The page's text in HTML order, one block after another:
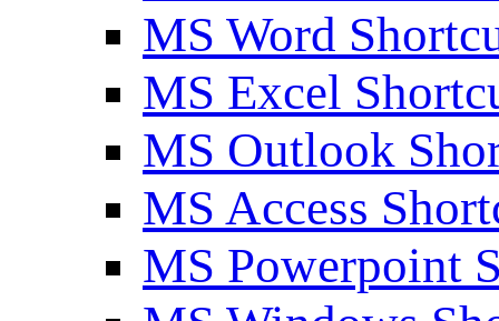
MS Word
MS Excel
MS Outlook
MS Access
MS Powerpoint